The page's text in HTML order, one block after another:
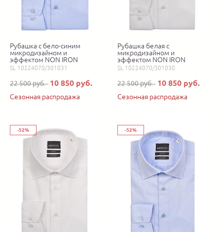
Рубашка с бело-синим
микродизайном и
эффектом NON IRON
SL 10224070/301031
22 500 руб. 10 850 руб.
Сезонная распродажа
Рубашка белая с
микродизайном и
эффектом NON IRON
SL 10224070/301030
22 500 руб. 10 850 руб.
Сезонная распродажа
-52% -52%